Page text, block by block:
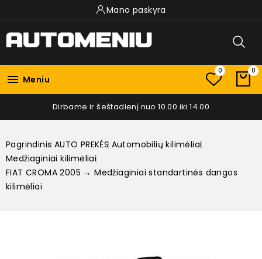
Mano paskyra
 Meniu
0 0
Dirbame ir šeštadienį nuo 10.00 iki 14.00
Pagrindinis AUTO PREKĖS Automobilių kilimėliai
Medžiaginiai kilimėliai
FIAT CROMA 2005 → Medžiaginiai standartinės dangos
kilimėliai